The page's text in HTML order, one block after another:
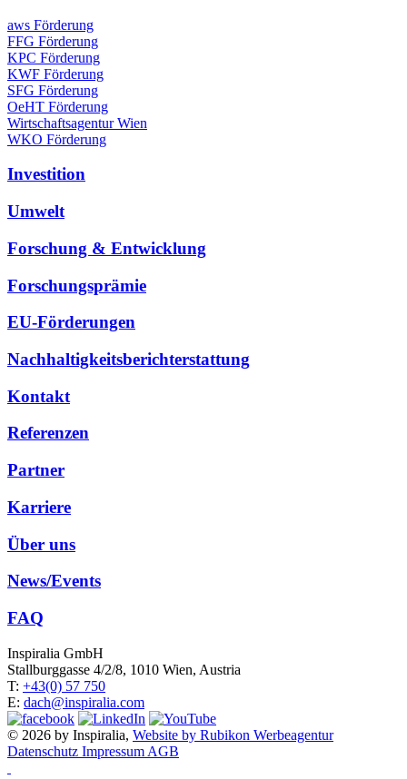
aws Förderung
FFG Förderung
KPC Förderung
KWF Förderung
SFG Förderung
OeHT Förderung
Wirtschaftsagentur Wien
WKO Förderung
Investition
Umwelt
Forschung & Entwicklung
Forschungsprämie
EU-Förderungen
Nachhaltigkeitsberichterstattung
Kontakt
Referenzen
Partner
Karriere
Über uns
News/Events
FAQ
Inspiralia GmbH
Stallburggasse 4/2/8, 1010 Wien, Austria
T: +43(0) 57 750
E: dach@inspiralia.com
© 2026 by Inspiralia, Website by Rubikon Werbeagentur
Datenschutz Impressum AGB